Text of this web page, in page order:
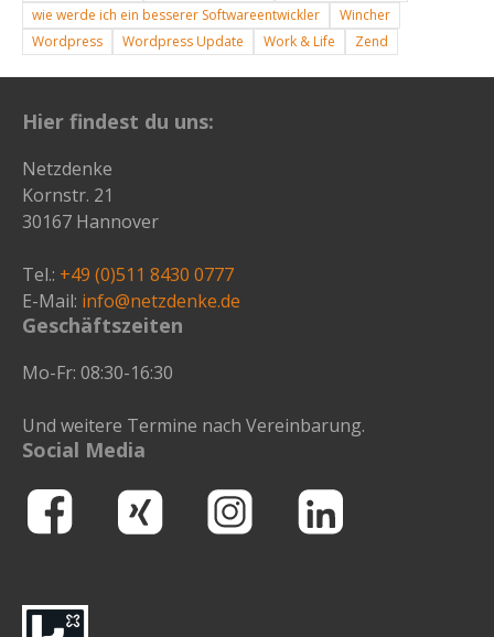
wie werde ich ein besserer Softwareentwickler
Wincher
Wordpress
Wordpress Update Work & Life Zend
Hier findest du uns:
Netzdenke
Kornstr. 21
30167 Hannover
Tel.: +49 (0)511 8430 0777
E-Mail: info@netzdenke.de
Geschäftszeiten
Mo-Fr: 08:30-16:30
Und weitere Termine nach Vereinbarung.
Social Media